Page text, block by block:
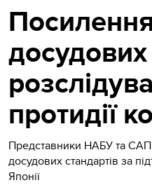
досудових
протидії
Представники НАБУ та
досудових стандартів за
Японії